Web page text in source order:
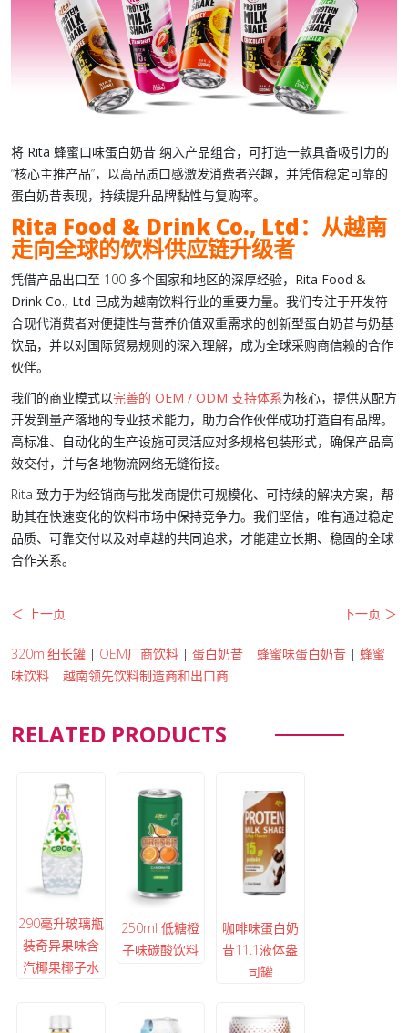
将 Rita 蜂蜜口味蛋白奶昔 纳入产品组合，可打造一款具备吸引力的
“核心主推产品”，以高品质口感激发消费者兴趣，并凭借稳定可靠的
蛋白奶昔表现，持续提升品牌黏性与复购率。
Rita Food & Drink Co., Ltd：从越南
走向全球的饮料供应链升级者
凭借产品出口至 100 多个国家和地区的深厚经验， Rita Food &
Drink Co., Ltd 已成为越南饮料行业的重要力量。我们专注于开发符
合现代消费者对便捷性与营养价值双重需求的创新型蛋白奶昔与奶基
饮品，并以对国际贸易规则的深入理解，成为全球采购商信赖的合作
伙伴。
我们的商业模式以完善的 OEM / ODM 支持体系为核心，提供从配方
开发到量产落地的专业技术能力，助力合作伙伴成功打造自有品牌。
高标准、自动化的生产设施可灵活应对多规格包装形式，确保产品高
效交付，并与各地物流网络无缝衔接。
Rita 致力于为经销商与批发商提供可规模化、可持续的解决方案，帮
助其在快速变化的饮料市场中保持竞争力。我们坚信，唯有通过稳定
品质、可靠交付以及对卓越的共同追求，才能建立长期、稳固的全球
合作关系。
＜ 上一页 下一页 ＞
320ml细长罐 | OEM厂商饮料 | 蛋白奶昔 | 蜂蜜味蛋白奶昔 | 蜂蜜
味饮料 | 越南领先饮料制造商和出口商
RELATED PRODUCTS
290毫升玻璃瓶
装奇异果味含
汽椰果椰子水
250ml 低糖橙
子味碳酸饮料
咖啡味蛋白奶
昔11.1液体盎
司罐